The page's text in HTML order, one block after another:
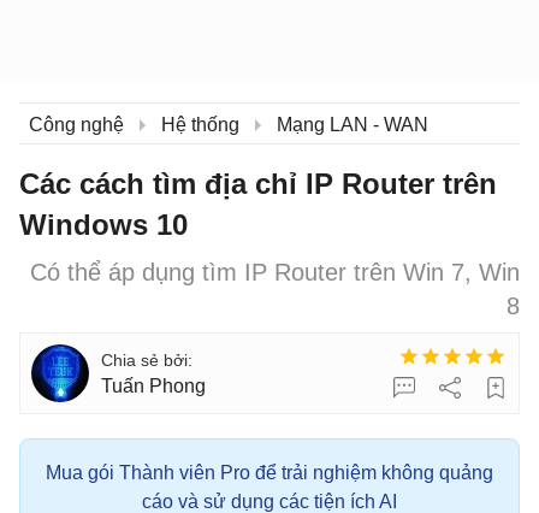
Công nghệ Hệ thống Mạng LAN - WAN
Các cách tìm địa chỉ IP Router trên
Windows 10
Có thể áp dụng tìm IP Router trên Win 7, Win
8
Tuấn Phong
Mua gói Thành viên Pro để trải nghiệm không quảng
cáo và sử dụng các tiện ích AI